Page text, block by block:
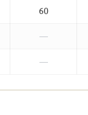
60
—
—